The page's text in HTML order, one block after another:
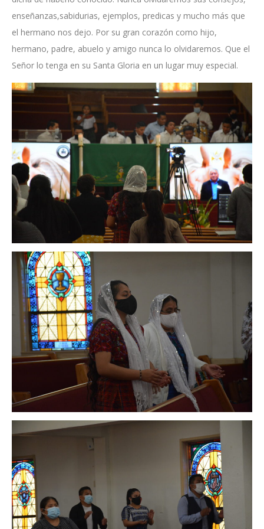
enseñanzas,sabidurias, ejemplos, predicas y mucho más que
el hermano nos dejo. Por su gran corazón como hijo,
hermano, padre, abuelo y amigo nunca lo olvidaremos. Que el
Señor lo tenga en su Santa Gloria en un lugar muy especial.